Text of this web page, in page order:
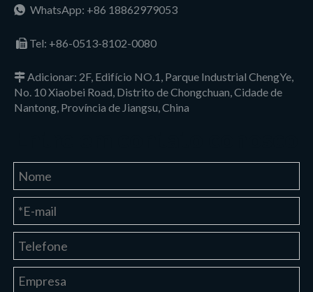
 WhatsApp: +86 18862979053
 Tel: +86-0513-8102-0080
Adicionar: 2F, Edifício NO.1, Parque Industrial ChengYe,
No. 10 Xiaobei Road, Distrito de Chongchuan, Cidade de
Nantong, Província de Jiangsu, China